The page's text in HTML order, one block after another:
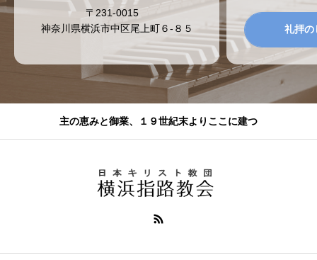
〒231-0015
神奈川県横浜市中区尾上町６-８５
礼拝の
主の恵みと御業、１９世紀末よりここに建つ